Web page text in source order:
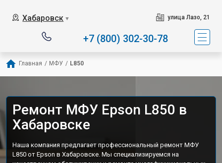
Хабаровск ▼ улица Лазо, 21
+7 (800) 302-30-78
Главная / МФУ / L850
Ремонт МФУ Epson L850 в
Хабаровске
Наша компания предлагает профессиональный ремонт МФУ
L850 от Epson в Хабаровске. Мы специализируемся на